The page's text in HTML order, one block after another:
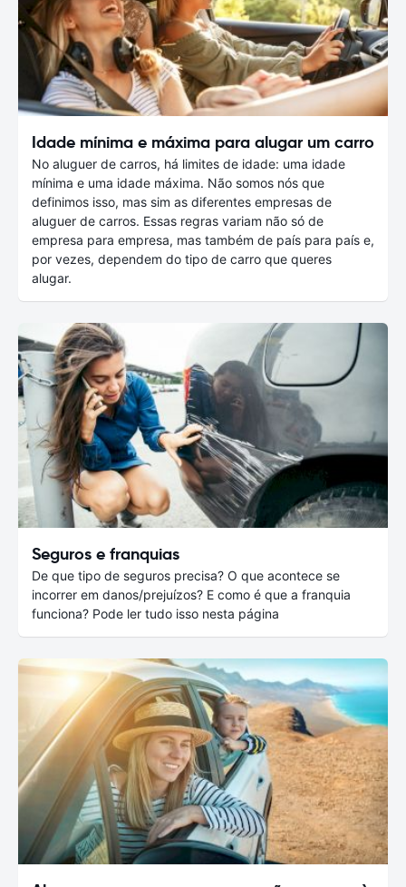
Idade mínima e máxima para alugar um carro
No aluguer de carros, há limites de idade: uma idade
mínima e uma idade máxima. Não somos nós que
definimos isso, mas sim as diferentes empresas de
aluguer de carros. Essas regras variam não só de
empresa para empresa, mas também de país para país e,
por vezes, dependem do tipo de carro que queres
alugar.
Seguros e franquias
De que tipo de seguros precisa? O que acontece se
incorrer em danos/prejuízos? E como é que a franquia
funciona? Pode ler tudo isso nesta página